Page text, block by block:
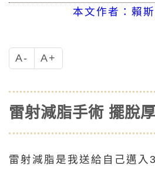
本文作者：賴
A- A+
雷射減脂手術 擺脫
雷射減脂 是我送給自己邁入